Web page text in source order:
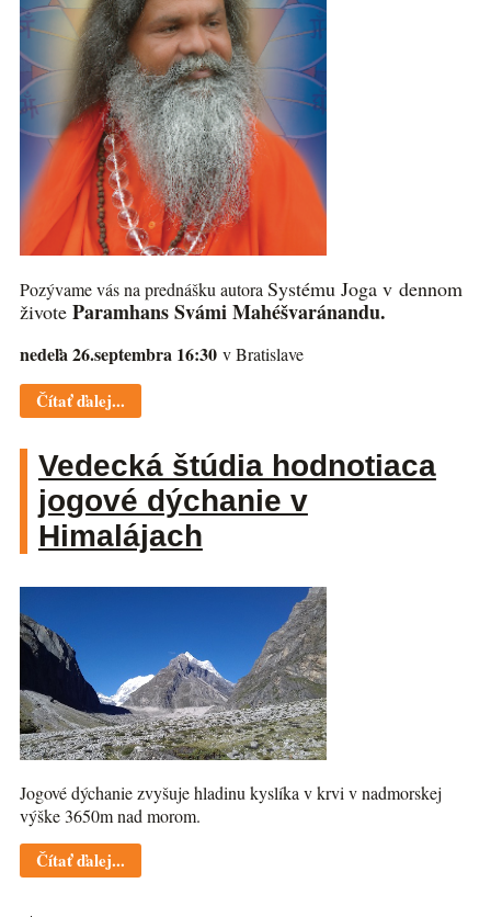
Pozývame vás na prednášku autora Systému Joga v dennom
živote Paramhans Svámi Mahéšvaránandu.
nedeľa 26.septembra 16:30 v Bratislave
Čítať ďalej...
Vedecká štúdia hodnotiaca
jogové dýchanie v
Himalájach
Jogové dýchanie zvyšuje hladinu kyslíka v krvi v nadmorskej
výške 3650m nad morom.
Čítať ďalej...